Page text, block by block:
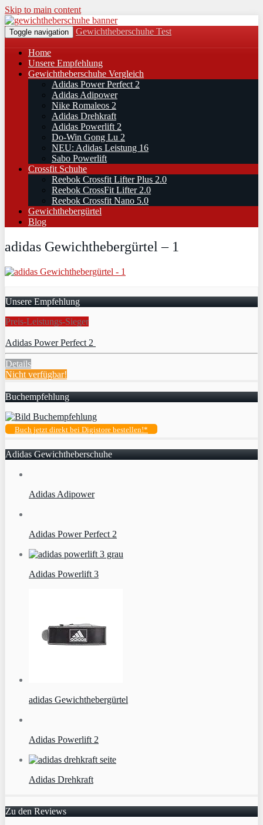
Skip to main content
Toggle navigation Gewichtheberschuhe Test
Home
Unsere Empfehlung
Gewichtheberschuhe Vergleich
Adidas Power Perfect 2
Adidas Adipower
Nike Romaleos 2
Adidas Drehkraft
Adidas Powerlift 2
Do-Win Gong Lu 2
NEU: Adidas Leistung 16
Sabo Powerlift
Crossfit Schuhe
Reebok Crossfit Lifter Plus 2.0
Reebok CrossFit Lifter 2.0
Reebok Crossfit Nano 5.0
Gewichthebergürtel
Blog
adidas Gewichthebergürtel – 1
Unsere Empfehlung
Preis-Leistungs-Sieger
Adidas Power Perfect 2
Details
Nicht verfügbar!
Buchempfehlung
Buch jetzt direkt bei Digistore bestellen!*
Adidas Gewichtheberschuhe
Adidas Adipower
Adidas Power Perfect 2
Adidas Powerlift 3
adidas Gewichthebergürtel
Adidas Powerlift 2
Adidas Drehkraft
Zu den Reviews